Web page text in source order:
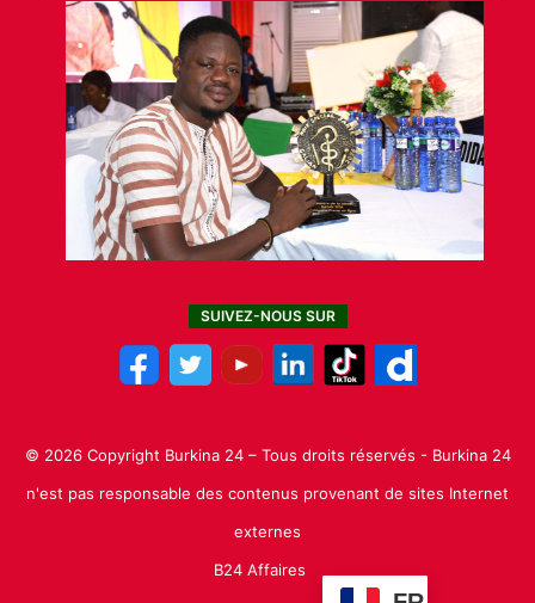
SUIVEZ-NOUS SUR
© 2026 Copyright Burkina 24 – Tous droits réservés - Burkina 24
n'est pas responsable des contenus provenant de sites Internet
externes
B24 Affaires